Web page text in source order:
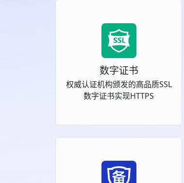
数字证书
权威认证机构颁发的高品质SSL
数字证书实现HTTPS